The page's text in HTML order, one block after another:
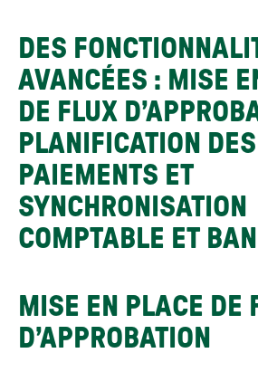
DES
AVANCÉES : MISE
DE FLUX
PLANIFICATION DES
PAIEMENTS ET
SYNCHRONISATION
COMPTABLE ET
MISE EN PLACE DE
D’APPROBATION